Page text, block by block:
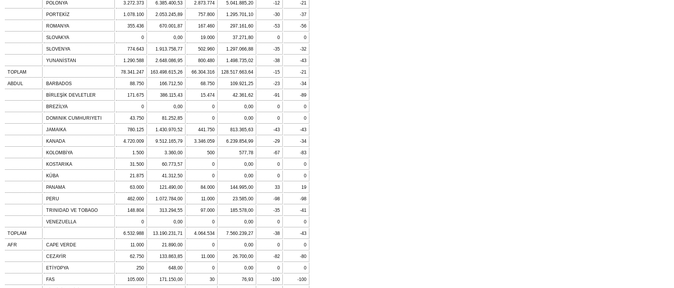
POLONYA 3.272.373 6.385.400,53 2.873.774 5.041.885,20 -12 -21
PORTEKİZ 1.078.100 2.053.245,89 757.800 1.295.701,10 -30 -37
ROMANYA 355.436 670.001,87 167.460 297.161,60 -53 -56
SLOVAKYA 0 0,00 19.000 37.271,80 0 0
SLOVENYA 774.643 1.913.758,77 502.960 1.297.066,88 -35 -32
YUNANİSTAN 1.290.588 2.648.086,95 800.480 1.498.735,02 -38 -43
TOPLAM 78.341.247 163.498.615,26 66.304.316 128.517.663,64 -15 -21
ABDUL BARBADOS 88.750 166.712,50 68.750 109.921,25 -23 -34
BİRLEŞİK DEVLETLER 171.675 386.115,43 15.474 42.361,62 -91 -89
BREZİLYA 0 0,00 0 0,00 0 0
DOMINIK CUMHURIYETI 43.750 81.252,85 0 0,00 0 0
JAMAIKA 780.125 1.430.970,52 441.750 813.365,63 -43 -43
KANADA 4.720.009 9.512.165,79 3.346.059 6.239.854,99 -29 -34
KOLOMBİYA 1.500 3.360,00 500 577,78 -67 -83
KOSTARIKA 31.500 60.773,57 0 0,00 0 0
KÜBA 21.875 41.312,50 0 0,00 0 0
PANAMA 63.000 121.490,00 84.000 144.995,00 33 19
PERU 462.000 1.072.784,00 11.000 23.585,00 -98 -98
TRINIDAD VE TOBAGO 148.804 313.294,55 97.000 185.578,00 -35 -41
VENEZUELLA 0 0,00 0 0,00 0 0
TOPLAM 6.532.988 13.190.231,71 4.064.534 7.560.239,27 -38 -43
AFR CAPE VERDE 11.000 21.890,00 0 0,00 0 0
CEZAYİR 62.750 133.863,85 11.000 26.700,00 -82 -80
ETİYOPYA 250 648,00 0 0,00 0 0
FAS 105.000 171.150,00 30 76,93 -100 -100